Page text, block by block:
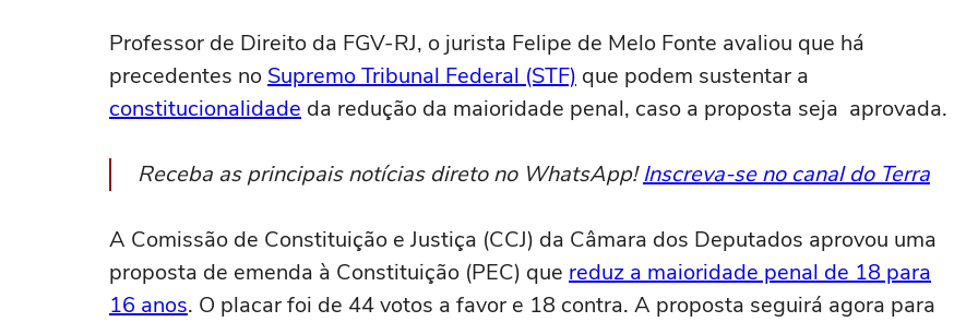
Professor de Direito da FGV-RJ, o jurista Felipe de Melo Fonte avaliou que há
precedentes no Supremo Tribunal Federal (STF) que podem sustentar a
constitucionalidade da redução da maioridade penal, caso a proposta seja aprovada.
Receba as principais notícias direto no WhatsApp!Inscreva-se no canal do Terra
A Comissão de Constituição e Justiça (CCJ) da Câmara dos Deputados aprovou uma
proposta de emenda à Constituição (PEC) que reduz a maioridade penal de 18 para
16 anos. O placar foi de 44 votos a favor e 18 contra. A proposta seguirá agora para